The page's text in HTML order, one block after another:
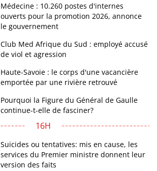
Médecine : 10.260 postes d'internes
ouverts pour la promotion 2026, annonce
le gouvernement
Club Med Afrique du Sud : employé accusé
de viol et agression
Haute-Savoie : le corps d'une vacancière
emportée par une rivière retrouvé
Pourquoi la Figure du Général de Gaulle
continue-t-elle de fasciner?
16H
Suicides ou tentatives: mis en cause, les
services du Premier ministre donnent leur
version des faits